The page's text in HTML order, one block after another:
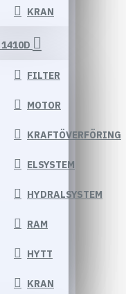
KRAN
1410D
FILTER
MOTOR
KRAFTÖVERFÖRING
ELSYSTEM
HYDRALSYSTEM
RAM
HYTT
KRAN